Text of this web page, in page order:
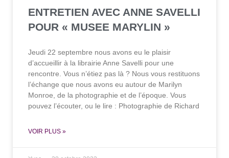
ENTRETIEN AVEC ANNE SAVELLI
POUR « MUSEE MARYLIN »
Jeudi 22 septembre nous avons eu le plaisir
d’accueillir à la librairie Anne Savelli pour une
rencontre. Vous n’étiez pas là ? Nous vous restituons
l’échange que nous avons eu autour de Marilyn
Monroe, de la photographie et de l’époque. Vous
pouvez l’écouter, ou le lire : Photographie de Richard
VOIR PLUS »